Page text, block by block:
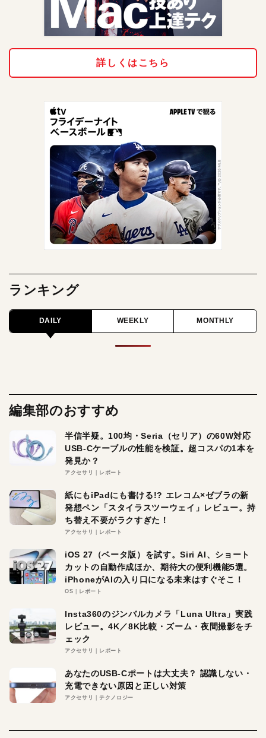
詳しくはこちら
ランキング
DAILY WEEKLY MONTHLY
編集部のおすすめ
半信半疑。100均・Seria（セリア）の60W対応
USB-Cケーブルの性能を検証。超コスパの1本を
発見か？
アクセサリ レポート
紙にもiPadにも書ける!? エレコム×ゼブラの新
発想ペン「スタイラスツーウェイ」レビュー。持
ち替え不要がラクすぎた！
アクセサリ レポート
iOS 27（ベータ版）を試す。Siri AI、ショート
カットの自動作成ほか、期待大の便利機能5選。
iPhoneがAIの入り口になる未来はすぐそこ！
OS レポート
Insta360のジンバルカメラ「Luna Ultra」実践
レビュー。4K／8K比較・ズーム・夜間撮影をチ
ェック
アクセサリ レポート
あなたのUSB-Cポートは大丈夫？ 認識しない・
充電できない原因と正しい対策
アクセサリ テクノロジー